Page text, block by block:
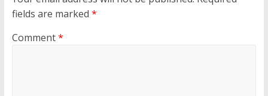
fields are marked *
Comment*